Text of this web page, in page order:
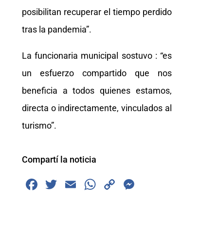
posibilitan recuperar el tiempo perdido
tras la pandemia”.
La funcionaria municipal sostuvo : “es
un esfuerzo compartido que nos
beneficia a todos quienes estamos,
directa o indirectamente, vinculados al
turismo”.
Compartí la noticia
F
T
E
W
C